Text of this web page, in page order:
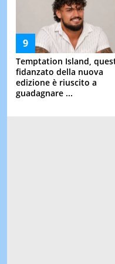
Temptation Island,
fidanzato della nuova
edizione è riuscito a
guadagnare ...